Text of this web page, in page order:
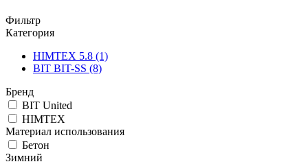
Фильтр
Категория
HIMTEX 5.8 (1)
BIT BIT-SS (8)
Бренд
BIT United
HIMTEX
Материал использования
Бетон
Зимний